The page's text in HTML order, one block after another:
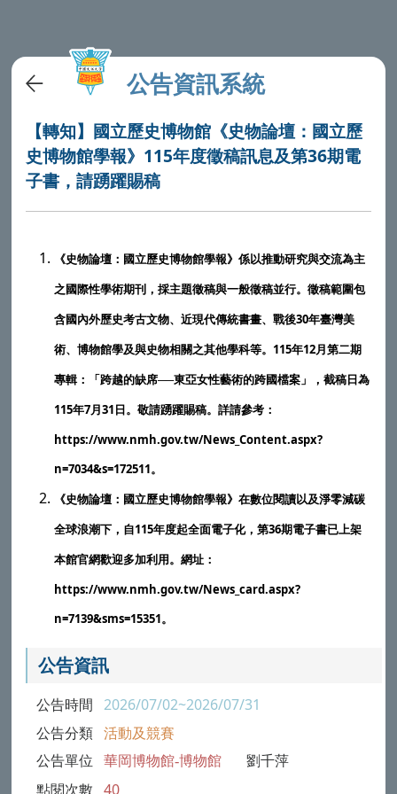
公告資訊系統
【轉知】國立歷史博物館《史物論壇：國立歷
史博物館學報》115年度徵稿訊息及第36期電
子書，請踴躍賜稿
《史物論壇：國立歷史博物館學報》係以推動研究與交流為主
之國際性學術期刊，採主題徵稿與一般徵稿並行。徵稿範圍包
含國內外歷史考古文物、近現代傳統書畫、戰後30年臺灣美
術、博物館學及與史物相關之其他學科等。 115年12月第二期
專輯：「跨越的缺席──東亞女性藝術的跨國檔案」，截稿日為
115年7月31 日。敬請踴躍賜稿。詳請參考：
https://www.nmh.gov.tw/News_Content.aspx?
n=7034&s=172511。
《史物論壇：國立歷史博物館學報》在數位閱讀以及淨零減碳
全球浪潮下，自115年度起全面電子化，第36期電子書已上架
本館官網歡迎多加利用。網址：
https://www.nmh.gov.tw/News_card.aspx?
n=7139&sms=15351。
公告資訊
公告時間 2026/07/02~2026/07/31
公告分類 活動及競賽
公告單位 華岡博物館-博物館 劉千萍
點閱次數 40